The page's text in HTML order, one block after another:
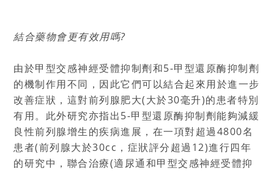
結合藥物會更有效用嗎?
由於甲型交感神經受體抑制劑和5-甲型還原酶抑制劑
的機制作用不同，因此它們可以結合起來用於進一步
改善症狀，這對前列腺肥大(大於30毫升)的患者特別
有用。此外研究亦指出5-甲型還原酶抑制劑能夠減緩
良性前列腺增生的疾病進展，在一項對超過4800名
患者(前列腺大於30cc，症狀評分超過12)進行四年
的研究中，聯合治療(適尿通和甲型交感神經受體抑